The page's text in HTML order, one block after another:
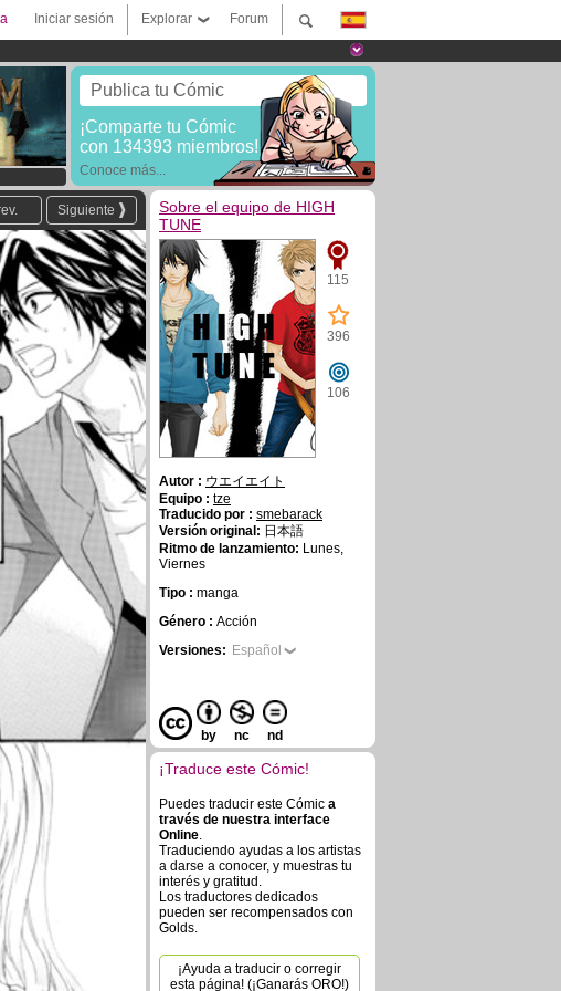
Forum
Explorar
Iniciar sesión
Publica tu Cómic
¡Comparte tu Cómic
con 134393 miembros!
Conoce más...
Siguiente
Sobre el equipo de HIGH
TUNE
115
396
106
Autor : ウエイエイト
Equipo : tze
Traducido por : smebarack
Versión original: 日本語
Ritmo de lanzamiento: Lunes,
Viernes
Tipo : manga
Género : Acción
Versiones: Español
by nc nd
¡Traduce este Cómic!
Puedes traducir este Cómic a
través de nuestra interface
Online.
Traduciendo ayudas a los artistas
a darse a conocer, y muestras tu
interés y gratitud.
Los traductores dedicados
pueden ser recompensados con
Golds.
¡Ayuda a traducir o corregir
esta página! (¡Ganarás ORO!)